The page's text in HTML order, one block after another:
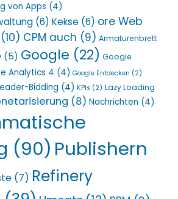
von Apps (4)
(6) Kekse (6) ore Web
(10) CPM auch (9) Armaturenbrett
(5) Google (22) Google
Analytics 4 (4) Google Entdecken (2)
Bidding (4) KPIs (2) Lazy Loading
(8) Nachrichten (4)
(90) Publishern
(7) Refinery